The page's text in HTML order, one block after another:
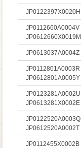
JP0122397X0020H
JP0112660A0004V
JP0612660X0019M
JP0613037A0004Z
JP0112801A0003R
JP0612801A0005Y
JP0123281A0002U
JP0613281X0002E
JP0122520A0003Q
JP0612520A0002T
JP0112455X0002B